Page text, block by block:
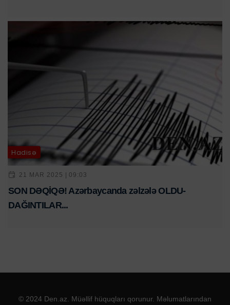
Hadisə
21 MAR 2025 | 09:03
SON DƏQİQƏ! Azərbaycanda zəlzələ OLDU-
DAĞINTILAR...
© 2024 Den.az. Müəllif hüquqları qorunur. Məlumatlarından